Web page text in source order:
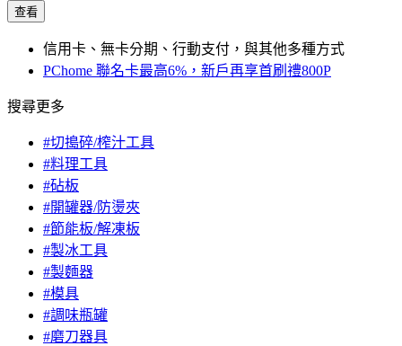
查看
信用卡、無卡分期、行動支付，與其他多種方式
PChome 聯名卡最高6%，新戶再享首刷禮800P
搜尋更多
#切搗碎/榨汁工具
#料理工具
#砧板
#開罐器/防燙夾
#節能板/解凍板
#製冰工具
#製麵器
#模具
#調味瓶罐
#磨刀器具